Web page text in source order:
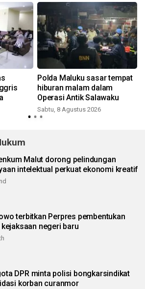
Polda Maluku sasar tempat
hiburan malam dalam
Operasi Antik Salawaku
Sabtu, 8 Agustus 2026
Malut dorong pelindungan
intelektual perkuat ekonomi kreatif
terbitkan Perpres pembentukan
negeri baru
DPR minta polisi bongkarsindikat
korban curanmor